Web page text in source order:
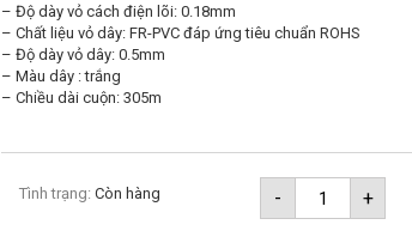
– Độ dày vỏ cách điện lõi: 0.18mm
– Chất liệu vỏ dây: FR-PVC đáp ứng tiêu chuẩn ROHS
– Độ dày vỏ dây: 0.5mm
– Màu dây : trắng
– Chiều dài cuộn: 305m
-
Cáp
mạng
UTP
+
Tình trạng: Còn hàng